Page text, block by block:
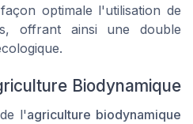
optimale l'utilisation de
offrant ainsi une double
Biodynamique
l'agriculture biodynamique